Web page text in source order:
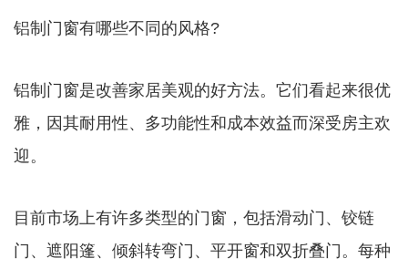
铝制门窗有哪些不同的风格?
铝制门窗是改善家居美观的好方法。它们看起来很优
雅，因其耐用性、多功能性和成本效益而深受房主欢
迎。
目前市场上有许多类型的门窗，包括滑动门、铰链
门、遮阳篷、倾斜转弯门、平开窗和双折叠门。每种